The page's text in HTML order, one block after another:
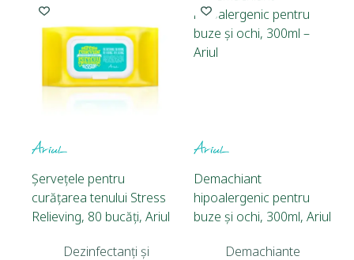
Șervețele pentru
curățarea tenului Stress
Relieving, 80 bucăți, Ariul
Dezinfectanți și
Demachiant
hipoalergenic pentru
buze și ochi, 300ml, Ariul
Demachiante